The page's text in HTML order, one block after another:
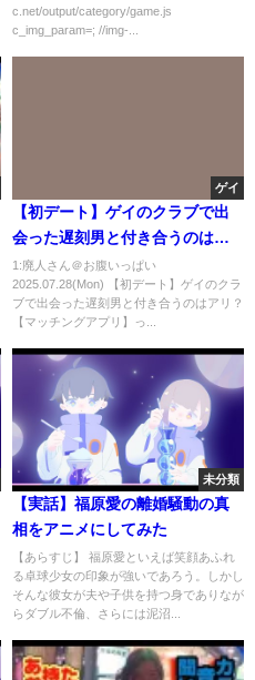
c.net/output/category/game.js
c_img_param=; //img-...
ゲイ
【初デート】ゲイのクラブで出
会った遅刻男と付き合うのはア
リ？【マッチングアプリ】
1:廃人さん＠お腹いっぱい
2025.07.28(Mon) 【初デート】ゲイのクラ
ブで出会った遅刻男と付き合うのはアリ？
【マッチングアプリ】っ...
未分類
【実話】福原愛の離婚騒動の真
相をアニメにしてみた
【あらすじ】 福原愛といえば笑顔あふれ
る卓球少女の印象が強いであろう。しかし
そんな彼女が夫や子供を持つ身でありなが
らダブル不倫、さらには泥沼...